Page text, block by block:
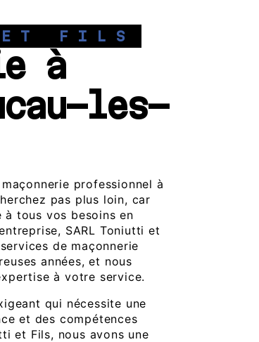
FILS
à
les-
professionnel à
pas plus loin, car
à tous vos besoins en
SARL Toniutti et
de maçonnerie
années, et nous
à votre service.
qui nécessite une
et des compétences
et Fils, nous avons une